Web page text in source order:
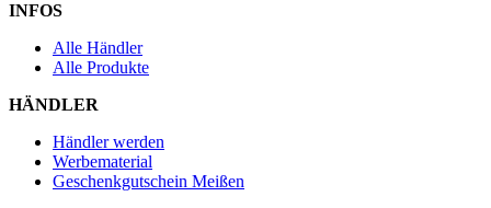
INFOS
Alle Händler
Alle Produkte
HÄNDLER
Händler werden
Werbematerial
Geschenkgutschein Meißen